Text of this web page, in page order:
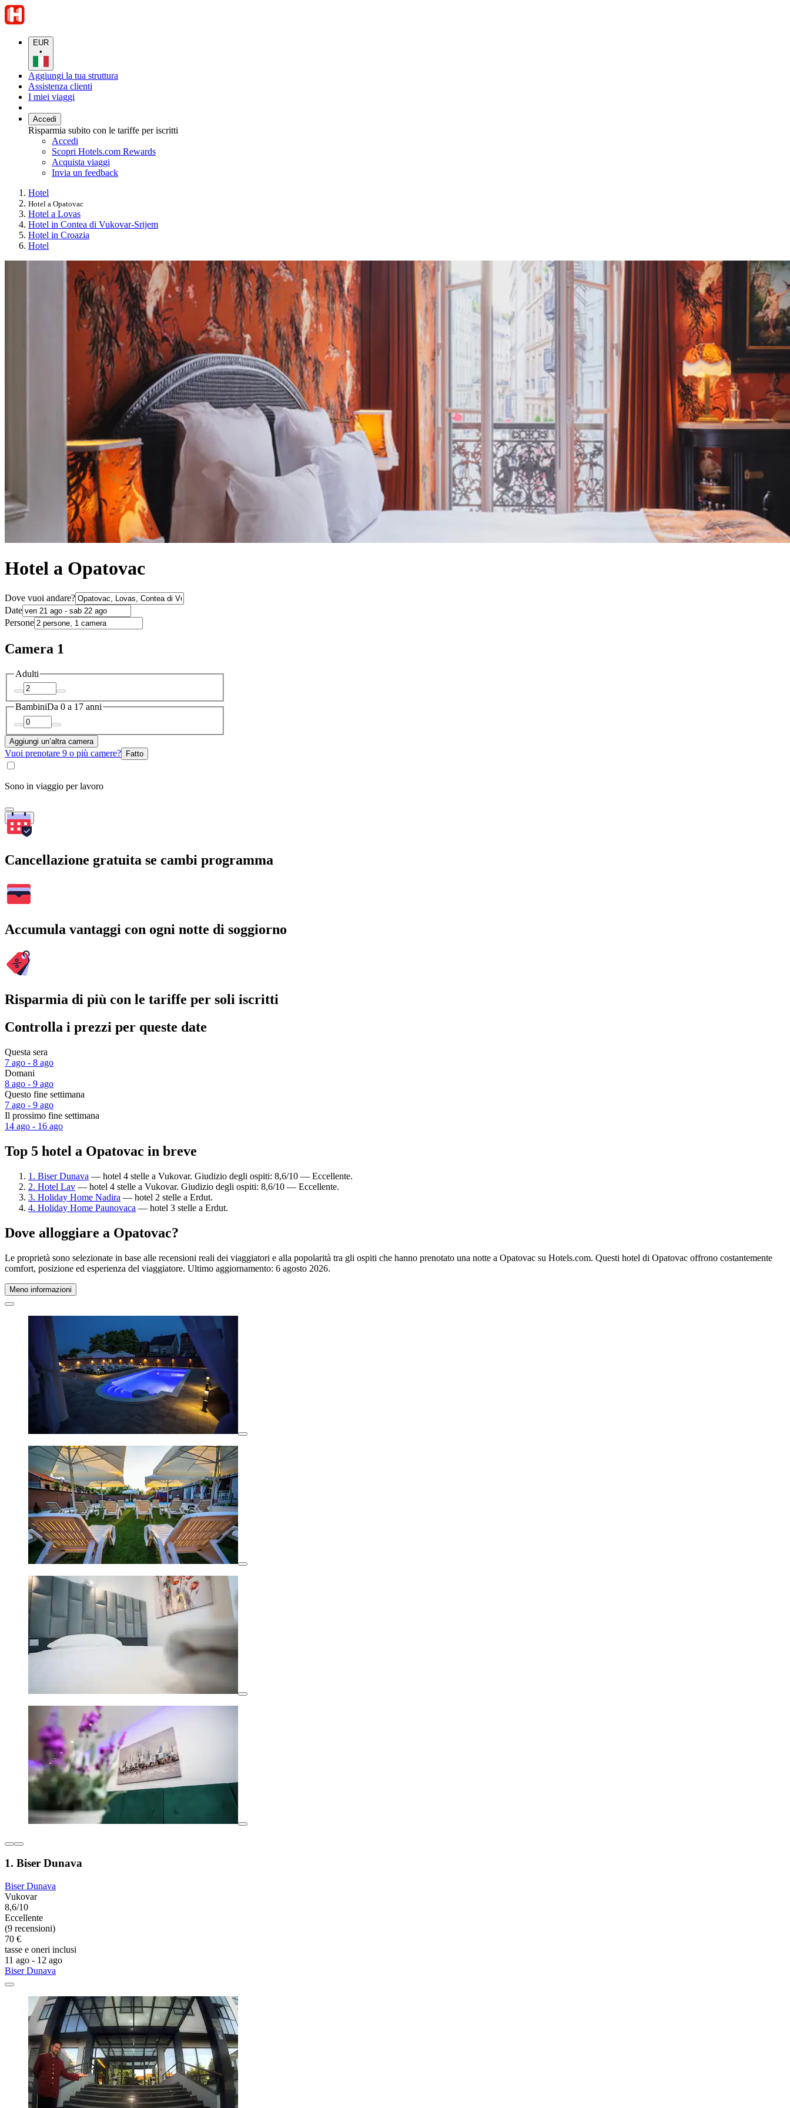
EUR
•
Aggiungi la tua struttura
Assistenza clienti
I miei viaggi
Accedi
Risparmia subito con le tariffe per iscritti
Accedi
Scopri Hotels.com Rewards
Acquista viaggi
Invia un feedback
Hotel
Hotel a Opatovac
Hotel a Lovas
Hotel in Contea di Vukovar-Srijem
Hotel in Croazia
Hotel
Hotel a Opatovac
Dove vuoi andare?
Date
Persone
Camera 1
Adulti
BambiniDa 0 a 17 anni
Aggiungi un’altra camera
Vuoi prenotare 9 o più camere? Fatto
Sono in viaggio per lavoro
Cerca
Cancellazione gratuita se cambi programma
Accumula vantaggi con ogni notte di soggiorno
Risparmia di più con le tariffe per soli iscritti
Controlla i prezzi per queste date
Questa sera
7 ago - 8 ago
Domani
8 ago - 9 ago
Questo fine settimana
7 ago - 9 ago
Il prossimo fine settimana
14 ago - 16 ago
Top 5 hotel a Opatovac in breve
1. Biser Dunava — hotel 4 stelle a Vukovar. Giudizio degli ospiti: 8,6/10 — Eccellente.
2. Hotel Lav — hotel 4 stelle a Vukovar. Giudizio degli ospiti: 8,6/10 — Eccellente.
3. Holiday Home Nadira — hotel 2 stelle a Erdut.
4. Holiday Home Paunovaca — hotel 3 stelle a Erdut.
Dove alloggiare a Opatovac?
Le proprietà sono selezionate in base alle recensioni reali dei viaggiatori e alla popolarità tra gli ospiti che hanno prenotato una notte a Opatovac su Hotels.com. Questi hotel di Opatovac offrono costantemente
comfort, posizione ed esperienza del viaggiatore. Ultimo aggiornamento: 6 agosto 2026.
Meno informazioni
1. Biser Dunava
Biser Dunava
Vukovar
8,6/10
Eccellente
(9 recensioni)
70 €
tasse e oneri inclusi
11 ago - 12 ago
Biser Dunava